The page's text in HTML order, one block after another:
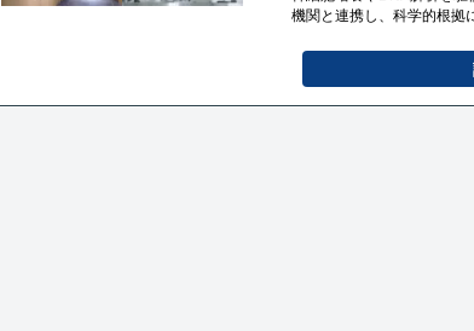
機関と連携し、科学的根拠